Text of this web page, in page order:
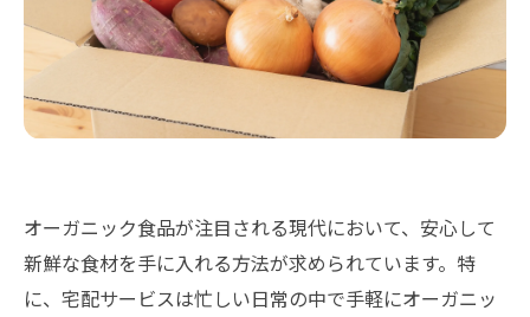
オーガニック食品が注目される現代において、安心して
新鮮な食材を手に入れる方法が求められています。特
に、宅配サービスは忙しい日常の中で手軽にオーガニッ